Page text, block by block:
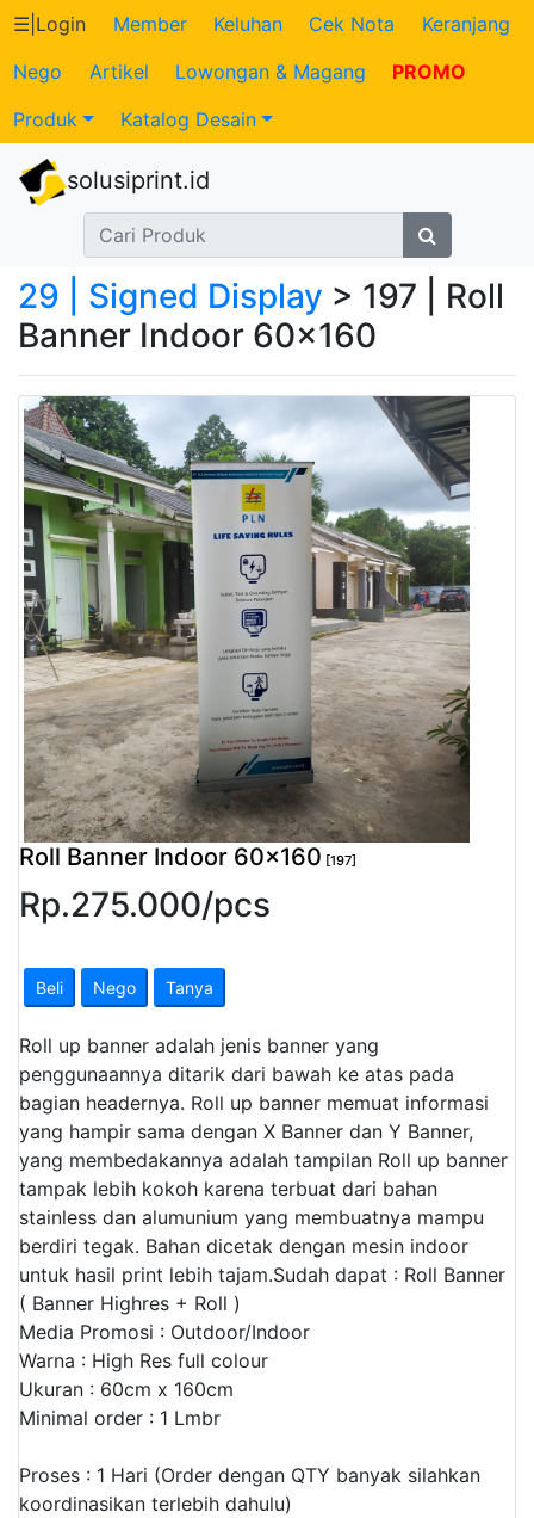
Katalog
Produk
Petugas
Riwayat
Transaksi
Tagihan
Berjalan
Pembayaran
Pendapatan
Fee
Ganti
Password
Logout
☰ Login Member Keluhan Cek Nota
Keranjang
Nego
Artikel Lowongan & Magang
PROMO
Produk
Katalog Desain
solusiprint.id
29 | Signed Display > 197 | Roll
Banner Indoor 60x160
Roll Banner Indoor 60x160 [197]
Rp.275.000/pcs
Beli Nego Tanya
Roll up banner adalah jenis banner yang
penggunaannya ditarik dari bawah ke atas pada
bagian headernya. Roll up banner memuat informasi
yang hampir sama dengan X Banner dan Y Banner,
yang membedakannya adalah tampilan Roll up banner
tampak lebih kokoh karena terbuat dari bahan
stainless dan alumunium yang membuatnya mampu
berdiri tegak. Bahan dicetak dengan mesin indoor
untuk hasil print lebih tajam.Sudah dapat : Roll Banner
( Banner Highres + Roll )
Media Promosi : Outdoor/Indoor
Warna : High Res full colour
Ukuran : 60cm x 160cm
Minimal order : 1 Lmbr
Proses : 1 Hari (Order dengan QTY banyak silahkan
koordinasikan terlebih dahulu)